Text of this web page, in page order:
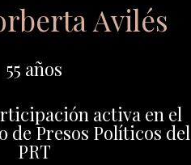
Avilés
55 años
activa en el
de Presos Políticos del
PRT